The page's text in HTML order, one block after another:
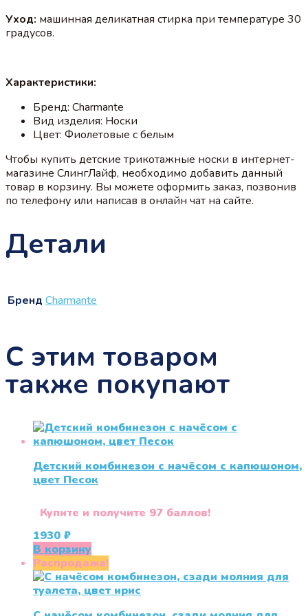
Уход: машинная деликатная стирка при температуре 30
градусов.
Характеристики:
Бренд: Charmante
Вид изделия: Носки
Цвет: Фиолетовые с белым
Чтобы купить детские трикотажные носки в интернет-
магазине СлингЛайф, необходимо добавить данный
товар в корзину. Вы можете оформить заказ, позвонив
по телефону или написав в онлайн чат на сайте.
Детали
Бренд Charmante
С этим товаром
также покупают
Детский комбинезон с начёсом с капюшоном,
цвет Песок
Купите и получите 97 баллов!
1930 ₽
В корзину
Распродажа!